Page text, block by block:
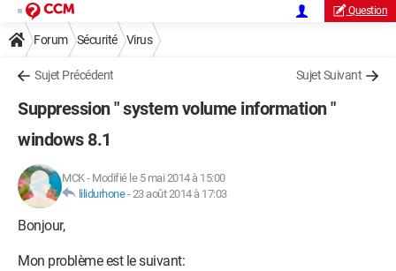
Question
Forum Sécurité Virus
Sujet Précédent Sujet Suivant
Suppression " system volume information "
windows 8.1
MCK- Modifié le 5 mai 2014 à 15:00
lilidurhone-23 août 2014 à 17:03
Bonjour,
Mon problème est le suivant: